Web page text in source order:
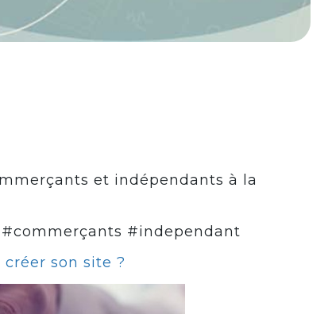
et indépendants à la
#commerçants #independant
son site ?